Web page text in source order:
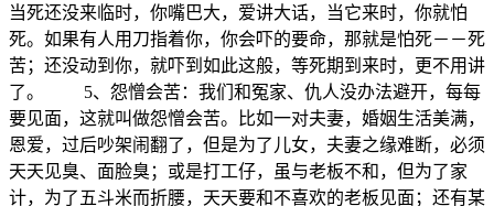
当死还没来临时，你嘴巴大，爱讲大话，当它来时，你就怕
死。如果有人用刀指着你，你会吓的要命，那就是怕死－－死
苦；还没动到你，就吓到如此这般，等死期到来时，更不用讲
了。 5、怨憎会苦：我们和冤家、仇人没办法避开，每每
要见面，这就叫做怨憎会苦。比如一对夫妻，婚姻生活美满，
恩爱，过后吵架闹翻了，但是为了儿女，夫妻之缘难断，必须
天天见臭、面脸臭；或是打工仔，虽与老板不和，但为了家
计，为了五斗米而折腰，天天要和不喜欢的老板见面；还有某